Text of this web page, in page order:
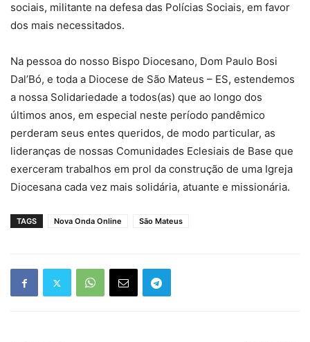
sociais, militante na defesa das Polícias Sociais, em favor
dos mais necessitados.
Na pessoa do nosso Bispo Diocesano, Dom Paulo Bosi
Dal’Bó, e toda a Diocese de São Mateus – ES, estendemos
a nossa Solidariedade a todos(as) que ao longo dos
últimos anos, em especial neste período pandêmico
perderam seus entes queridos, de modo particular, as
lideranças de nossas Comunidades Eclesiais de Base que
exerceram trabalhos em prol da construção de uma Igreja
Diocesana cada vez mais solidária, atuante e missionária.
TAGS Nova Onda Online São Mateus